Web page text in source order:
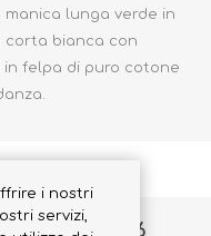
lunga verde in
corta bianca con
felpa di puro cotone
Taglia 116
i nostri
servizi,